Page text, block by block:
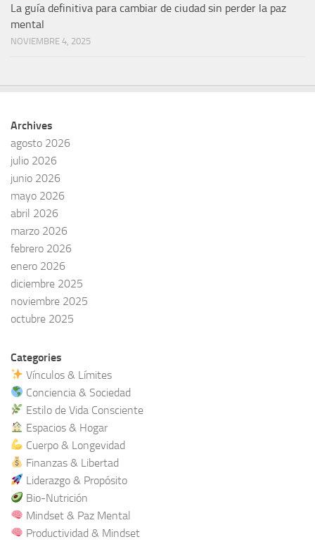
La guía definitiva para cambiar de ciudad sin perder la paz
mental
NOVIEMBRE 4, 2025
Archives
agosto 2026
julio 2026
junio 2026
mayo 2026
abril 2026
marzo 2026
febrero 2026
enero 2026
diciembre 2025
noviembre 2025
octubre 2025
Categories
Vínculos & Límites
Conciencia & Sociedad
Estilo de Vida Consciente
Espacios & Hogar
Cuerpo & Longevidad
Finanzas & Libertad
Liderazgo & Propósito
Bio-Nutrición
Mindset & Paz Mental
Productividad & Mindset